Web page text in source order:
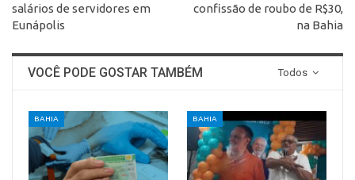
salários de servidores em
Eunápolis
confissão de roubo de R$30,
na Bahia
Todos
VOCÊ PODE GOSTAR TAMBÉM
BAHIA BAHIA